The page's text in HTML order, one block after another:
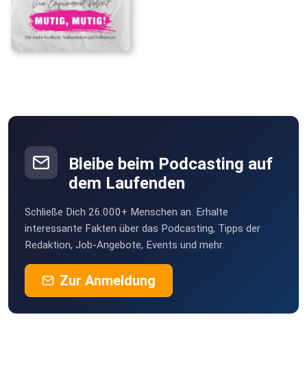
Bleibe beim Podcasting auf
dem Laufenden
Schließe Dich 26.000+ Menschen an. Erhalte
interessante Fakten über das Podcasting, Tipps der
Redaktion, Job-Angebote, Events und mehr.
Zur Anmeldung